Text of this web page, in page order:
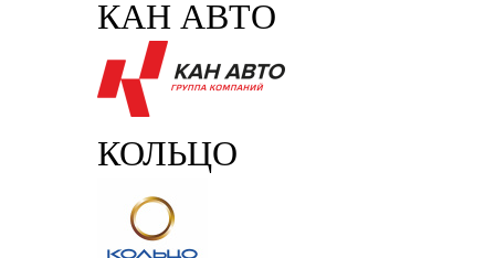
КАН АВТО
КОЛЬЦО